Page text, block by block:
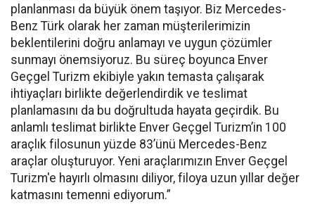
planlanması da büyük önem taşıyor. Biz Mercedes-
Benz Türk olarak her zaman müşterilerimizin
beklentilerini doğru anlamayı ve uygun çözümler
sunmayı önemsiyoruz. Bu süreç boyunca Enver
Geçgel Turizm ekibiyle yakın temasta çalışarak
ihtiyaçları birlikte değerlendirdik ve teslimat
planlamasını da bu doğrultuda hayata geçirdik. Bu
anlamlı teslimat birlikte Enver Geçgel Turizm’in 100
araçlık filosunun yüzde 83’ünü Mercedes-Benz
araçlar oluşturuyor. Yeni araçlarımızın Enver Geçgel
Turizm'e hayırlı olmasını diliyor, filoya uzun yıllar değer
katmasını temenni ediyorum.”